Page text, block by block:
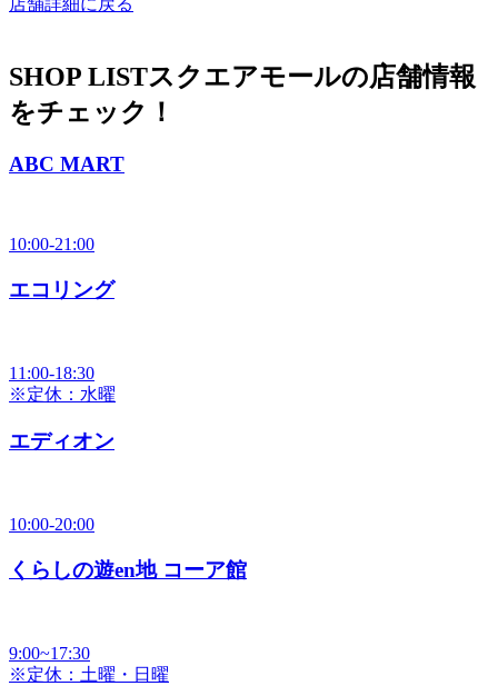
SHOP LISTスクエアモールの店舗情報
をチェック！
ABC MART
10:00-21:00
エコリング
11:00-18:30
※定休：水曜
エディオン
10:00-20:00
くらしの遊en地 コーア館
9:00~17:30
※定休：土曜・日曜